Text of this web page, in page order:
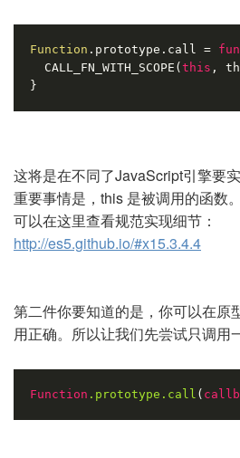
Function .prototype.call =
CALL_FN_WITH_SCOPE( this ,
}
这将是在不同了JavaScript引擎要
重要事情是，this 是被调用的函数。
可以在这里查看规范实现细节：
http://es5.github.io/#x15.3.4.4
第二件你要知道的是，你可以在原
用正确。所以让我们先尝试只调用
Function .prototype .call (